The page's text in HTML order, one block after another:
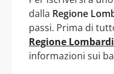
dalla Regione
passi. Prima di
Regione
informazioni sui